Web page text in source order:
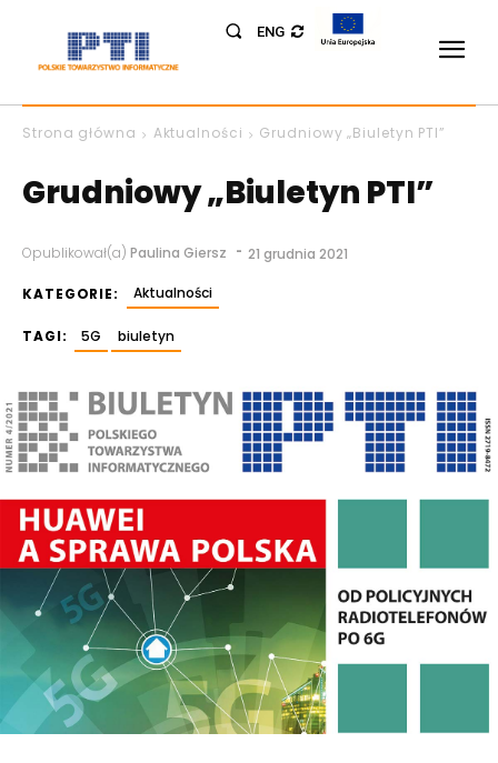
ENG
Strona główna Aktualności Grudniowy „Biuletyn PTI”
Grudniowy „Biuletyn PTI”
Opublikował(a) Paulina Giersz - 21 grudnia 2021
KATEGORIE: Aktualności
TAGI: 5G biuletyn